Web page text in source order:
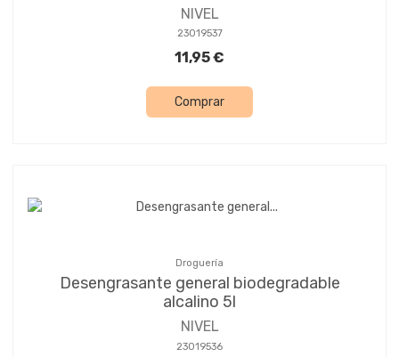
NIVEL
23019537
11,95 €
Comprar
Droguería
Desengrasante general biodegradable
alcalino 5l
NIVEL
23019536